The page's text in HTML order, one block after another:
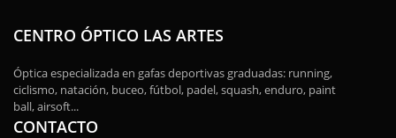
CENTRO ÓPTICO LAS ARTES
Óptica especializada en gafas deportivas graduadas: running,
ciclismo, natación, buceo, fútbol, padel, squash, enduro, paint
ball, airsoft...
CONTACTO